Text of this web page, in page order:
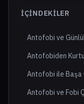
İÇINDEKILER
Antofobi ve
Antofobiden
Antofobi ile Başa
Antofobi ve Fobi